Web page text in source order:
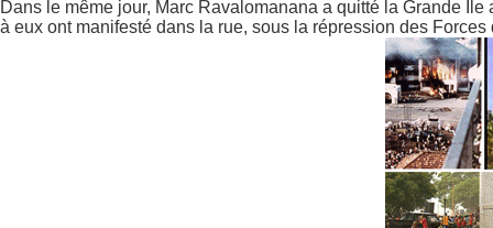
Dans le même jour, Marc Ravalomanana a quitté la Grande
à eux ont manifesté dans la rue, sous la répression des Forces